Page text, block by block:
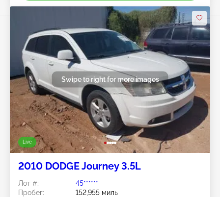
Live
Swipe to right for more images
2010 DODGE Journey 3.5L
Лот #:
45******
Пробег:
152,955 миль